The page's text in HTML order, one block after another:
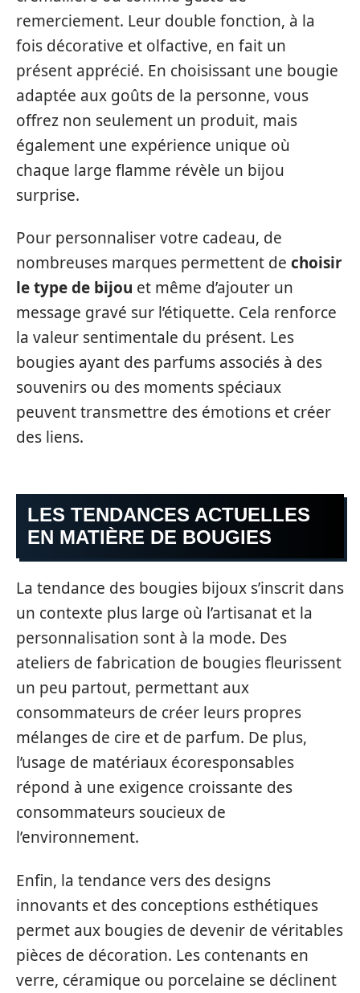
remerciement. Leur double fonction, à la
fois décorative et olfactive, en fait un
présent apprécié. En choisissant une bougie
adaptée aux goûts de la personne, vous
offrez non seulement un produit, mais
également une expérience unique où
chaque large flamme révèle un bijou
surprise.
Pour personnaliser votre cadeau, de
nombreuses marques permettent de choisir
le type de bijou et même d’ajouter un
message gravé sur l’étiquette. Cela renforce
la valeur sentimentale du présent. Les
bougies ayant des parfums associés à des
souvenirs ou des moments spéciaux
peuvent transmettre des émotions et créer
des liens.
LES TENDANCES ACTUELLES
EN MATIÈRE DE BOUGIES
La tendance des bougies bijoux s’inscrit dans
un contexte plus large où l’artisanat et la
personnalisation sont à la mode. Des
ateliers de fabrication de bougies fleurissent
un peu partout, permettant aux
consommateurs de créer leurs propres
mélanges de cire et de parfum. De plus,
l’usage de matériaux écoresponsables
répond à une exigence croissante des
consommateurs soucieux de
l’environnement.
Enfin, la tendance vers des designs
innovants et des conceptions esthétiques
permet aux bougies de devenir de véritables
pièces de décoration. Les contenants en
verre, céramique ou porcelaine se déclinent